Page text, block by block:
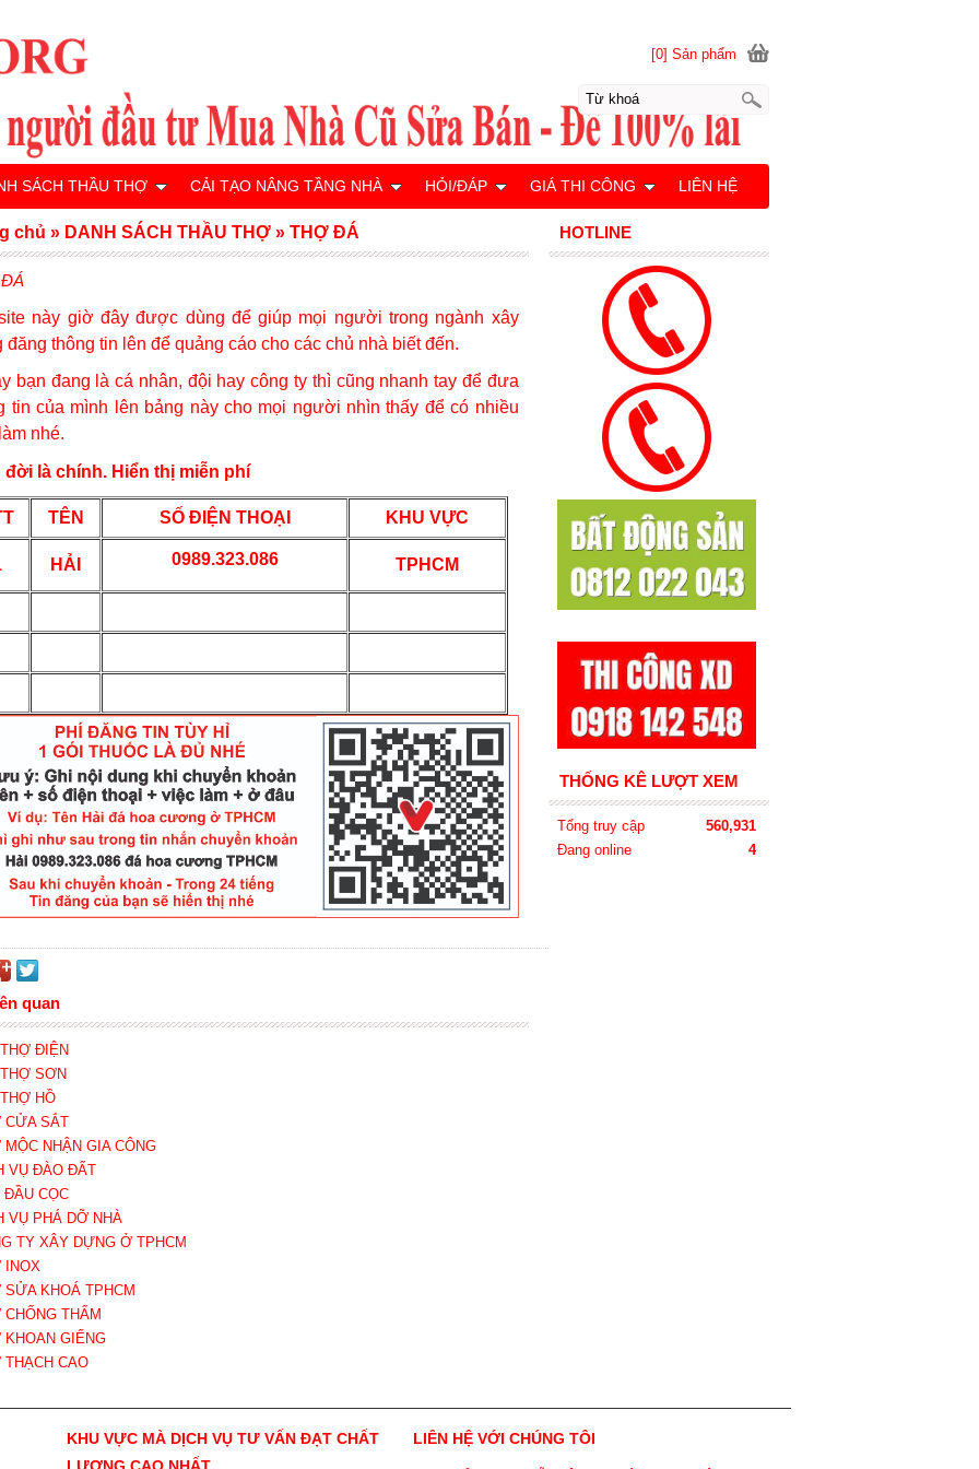
này giờ đây được dùng để giúp mọi người trong ngành xây
đăng thông tin lên để quảng cáo cho các chủ nhà biết đến.
bạn đang là cá nhân, đội hay công ty thì cũng nhanh tay để đưa
tin của mình lên bảng này cho mọi người nhìn thấy để có nhiều
nhé.
đời là chính. Hiển thị miễn phí
TÊN SỐ ĐIỆN THOẠI KHU VỰC
HẢI 0989.323.086 TPHCM
quan
ĐIỆN
SƠN
HỒ
CỬA SẮT
MỘC NHẬN GIA CÔNG
VỤ ĐÀO ĐẤT
ĐẦU CỌC
VỤ PHÁ DỠ NHÀ
TY XÂY DỰNG Ở TPHCM
INOX
SỬA KHOÁ TPHCM
CHỐNG THẤM
KHOAN GIẾNG
THẠCH CAO
chủ » DANH SÁCH THẦU THỢ »THỢ ĐÁ HOTLINE
THỐNG KÊ LƯỢT XEM
Tổng truy cập
560,931
Đang online
4
[0] Sản phẩm
SÁCH THẦU THỢ CẢI TẠO NÂNG TẦNG NHÀ HỎI/ĐÁP GIÁ THI CÔNG LIÊN HỆ
KHU VỰC MÀ DỊCH VỤ TƯ VẤN ĐẠT CHẤT
LƯỢNG CAO NHẤT
LIÊN HỆ VỚI CHÚNG TÔI